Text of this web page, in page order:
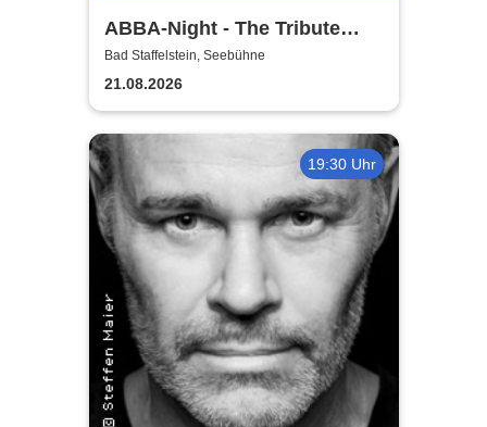
ABBA-Night - The Tribute
Concert
Bad Staffelstein, Seebühne
21.08.2026
19:30 Uhr